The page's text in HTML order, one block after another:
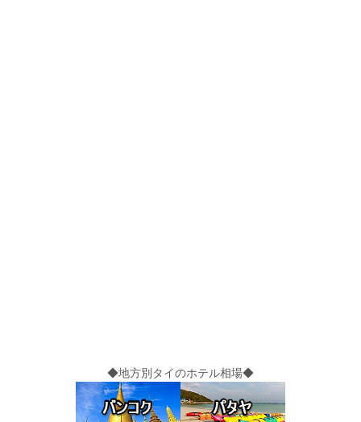
◆地方別タイのホテル相場◆